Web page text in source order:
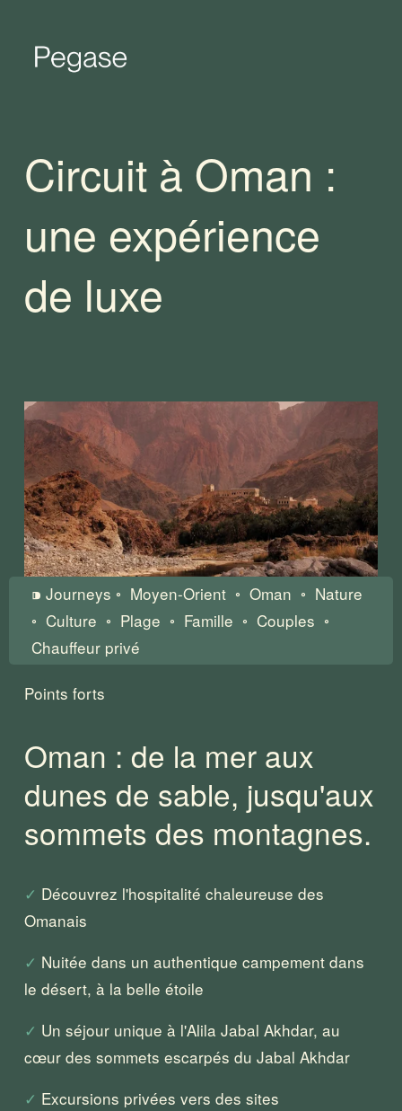
Circuit à Oman :
une expérience
de luxe
⁍ Journeys ◦  Moyen-Orient  ◦  Oman  ◦  Nature
◦  Culture  ◦  Plage  ◦  Famille  ◦  Couples  ◦
Chauffeur privé
Points forts
Oman : de la mer aux
dunes de sable, jusqu'aux
sommets des montagnes.
✓ Découvrez l'hospitalité chaleureuse des
Omanais
✓ Nuitée dans un authentique campement dans
le désert, à la belle étoile
✓ Un séjour unique à l'Alila Jabal Akhdar, au
cœur des sommets escarpés du Jabal Akhdar
✓ Excursions privées vers des sites